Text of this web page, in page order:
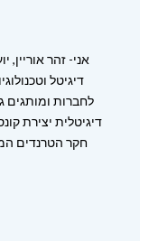
אני- זהר
דיגיטל
לחברות ומותגים
דיגיטלית יצירת
חקר הטרנדים